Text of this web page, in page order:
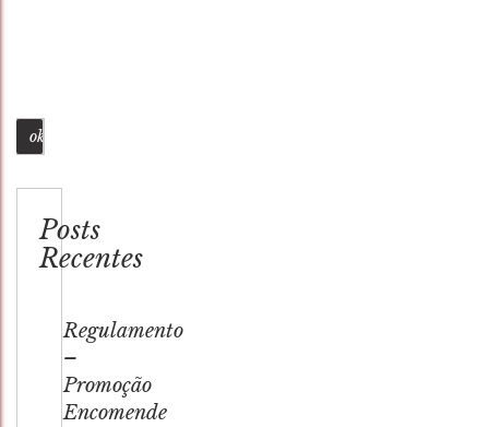
Busca
Posts
Recentes
Regulamento
–
Promoção
Encomende